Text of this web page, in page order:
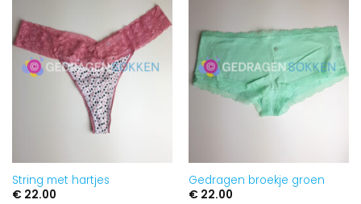
Aan
verlanglijst
toevoegen
String met hartjes
€22.00
verlanglijst
toevoegen
Gedragen broekje groen
€22.00